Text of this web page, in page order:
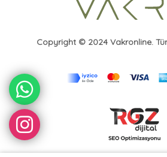
Copyright © 2024 Vakronline.